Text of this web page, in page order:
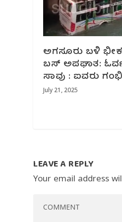
ಅಗಸೂರು ಬಳಿ
ಬಸ್ ಅಪಘಾತ:
ಸಾವು : ಐವರು
July 21, 2025
LEAVE A REPLY
Your email address